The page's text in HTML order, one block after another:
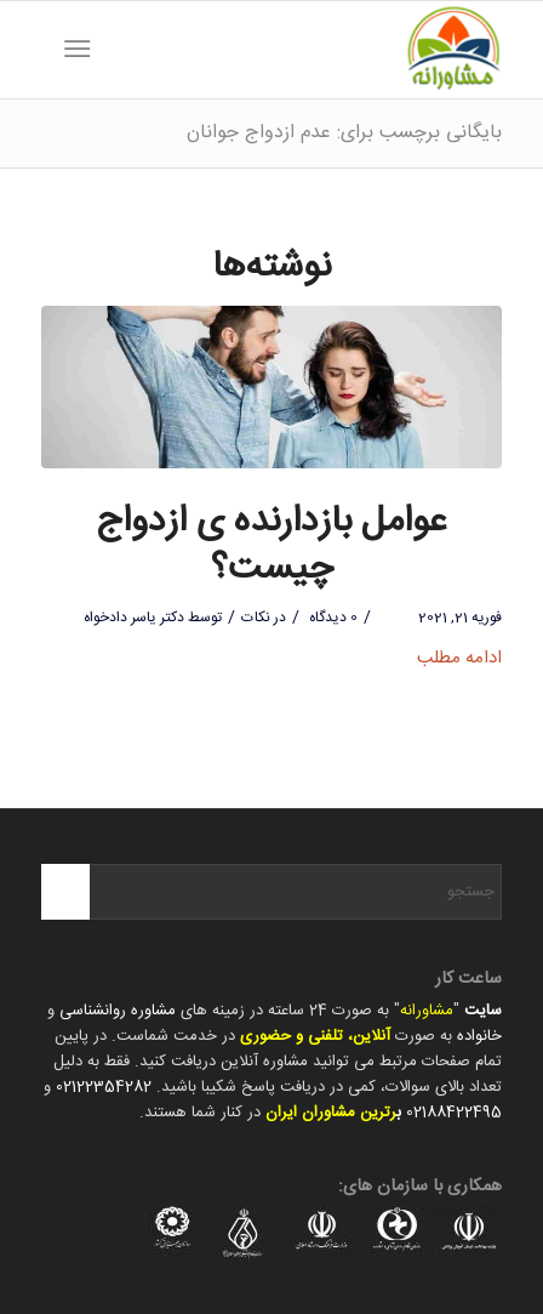
بایگانی برچسب برای: عدم ازدواج جوانان
نوشته‌ها
عوامل بازدارنده ی ازدواج
چیست؟
فوریه 21, 2021 / 0 دیدگاه / درنکات / توسطدکتر یاسر دادخواه
ادامه مطلب
ساعت کار
سایت"مشاورانه" به صورت 24 ساعته در زمینه های مشاوره روانشناسی و
خانوادهبه صورتآنلاین، تلفنی و حضوریدر خدمت شماست. در پایین
تمام صفحات مرتبط می توانید مشاوره آنلاین دریافت کنید. فقط به دلیل
تعداد بالای سوالات، کمی در دریافت پاسخ شکیبا باشید. 02122354282 و
02188422495 برترین مشاوران ایراندر کنار شما هستند.
همکاری با سازمان های: